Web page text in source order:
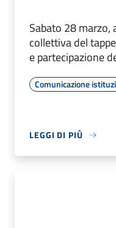
Sabato 28 marzo,
collettiva del
e partecipazione
Comunicazione
LEGGI DI PIÙ